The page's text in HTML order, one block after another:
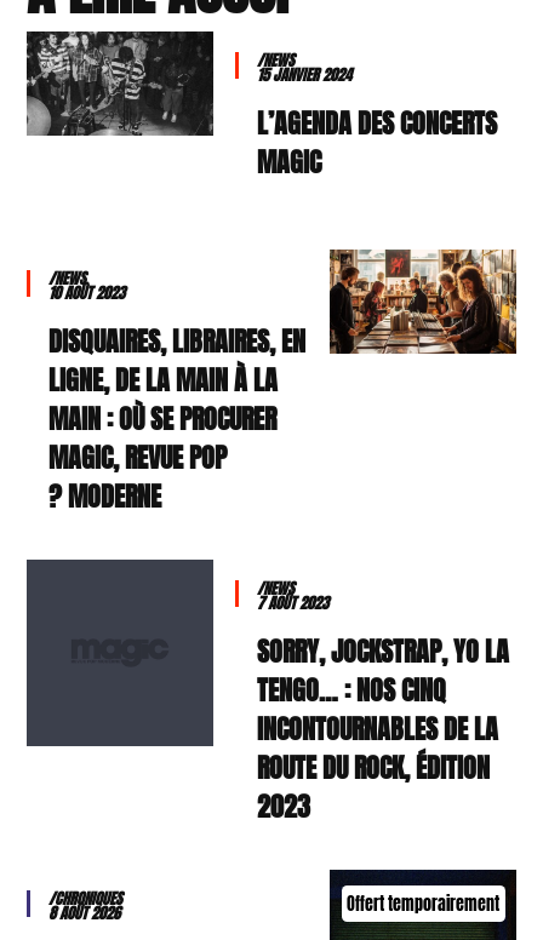
/NEWS
15 JANVIER 2024
L’AGENDA DES CONCERTS
MAGIC
/NEWS
10 AOÛT 2023
DISQUAIRES, LIBRAIRES, EN
LIGNE, DE LA MAIN À LA
MAIN : OÙ SE PROCURER
MAGIC, REVUE POP
MODERNE ?
/NEWS
7 AOÛT 2023
SORRY, JOCKSTRAP, YO LA
TENGO… : NOS CINQ
INCONTOURNABLES DE LA
ROUTE DU ROCK, ÉDITION
2023
Offert temporairement
/CHRONIQUES
8 AOÛT 2026